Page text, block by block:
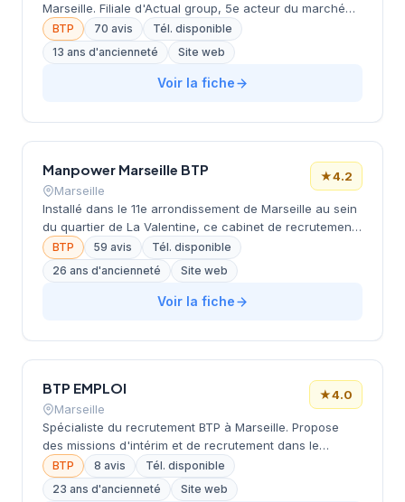
Marseille. Filiale d'Actual group, 5e acteur du marché
du travail en France avec 600 agences. Propose des
missions d'intérim, CDD, CDI et CDI intérimaire. Offre
des avantages aux candidats (formation, mutuelle, aide
au logement, bilan de compétences). Note Google
BTP 70 avis
Tél. disponible
13 ans d'ancienneté
Site web
Voir la fiche
Manpower Marseille BTP
Marseille
★4.2
Installé dans le 11e arrondissement de Marseille au sein
du quartier de La Valentine, ce cabinet de recrutement
opère depuis la route de la Sablière et se positionne sur
le secteur du BTP. Dirigée par DERIGNY, cette structure
fait partie du réseau Manpower et bénéficie d'une
notation de 4.2/5 sur Google avec 59 avis clients. Le
BTP 59 avis
Tél. disponible
26 ans d'ancienneté
Site web
Voir la fiche
BTP EMPLOI
Marseille
★4.0
Spécialiste du recrutement BTP à Marseille. Propose
des missions d'intérim et de recrutement dans le
secteur du bâtiment et travaux publics.
BTP 8 avis
Tél. disponible
23 ans d'ancienneté
Site web